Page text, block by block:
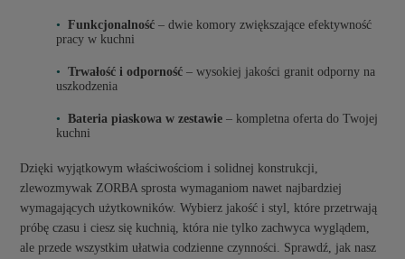
Funkcjonalność – dwie komory zwiększające efektywność
pracy w kuchni
Trwałość i odporność – wysokiej jakości granit odporny na
uszkodzenia
Bateria piaskowa w zestawie – kompletna oferta do Twojej
kuchni
Dzięki wyjątkowym właściwościom i solidnej konstrukcji,
zlewozmywak ZORBA sprosta wymaganiom nawet najbardziej
wymagających użytkowników. Wybierz jakość i styl, które przetrwają
próbę czasu i ciesz się kuchnią, która nie tylko zachwyca wyglądem,
ale przede wszystkim ułatwia codzienne czynności. Sprawdź, jak nasz